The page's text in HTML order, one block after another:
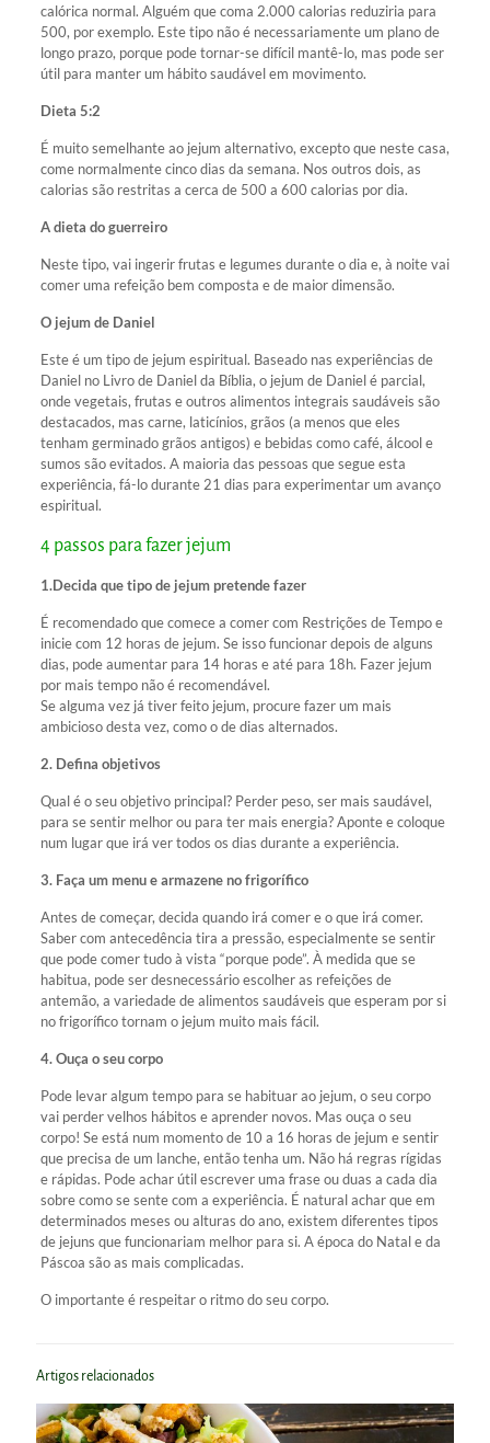
calórica normal. Alguém que coma 2.000 calorias reduziria para
500, por exemplo. Este tipo não é necessariamente um plano de
longo prazo, porque pode tornar-se difícil mantê-lo, mas pode ser
útil para manter um hábito saudável em movimento.
Dieta 5:2
É muito semelhante ao jejum alternativo, excepto que neste casa,
come normalmente cinco dias da semana. Nos outros dois, as
calorias são restritas a cerca de 500 a 600 calorias por dia.
A dieta do guerreiro
Neste tipo, vai ingerir frutas e legumes durante o dia e, à noite vai
comer uma refeição bem composta e de maior dimensão.
O jejum de Daniel
Este é um tipo de jejum espiritual. Baseado nas experiências de
Daniel no Livro de Daniel da Bíblia, o jejum de Daniel é parcial,
onde vegetais, frutas e outros alimentos integrais saudáveis são
destacados, mas carne, laticínios, grãos (a menos que eles
tenham germinado grãos antigos) e bebidas como café, álcool e
sumos são evitados. A maioria das pessoas que segue esta
experiência, fá-lo durante 21 dias para experimentar um avanço
espiritual.
4 passos para fazer jejum
1.Decida que tipo de jejum pretende fazer
É recomendado que comece a comer com Restrições de Tempo e
inicie com 12 horas de jejum. Se isso funcionar depois de alguns
dias, pode aumentar para 14 horas e até para 18h. Fazer jejum
por mais tempo não é recomendável.
Se alguma vez já tiver feito jejum, procure fazer um mais
ambicioso desta vez, como o de dias alternados.
2. Defina objetivos
Qual é o seu objetivo principal? Perder peso, ser mais saudável,
para se sentir melhor ou para ter mais energia? Aponte e coloque
num lugar que irá ver todos os dias durante a experiência.
3. Faça um menu e armazene no frigorífico
Antes de começar, decida quando irá comer e o que irá comer.
Saber com antecedência tira a pressão, especialmente se sentir
que pode comer tudo à vista “porque pode”. À medida que se
habitua, pode ser desnecessário escolher as refeições de
antemão, a variedade de alimentos saudáveis que esperam por si
no frigorífico tornam o jejum muito mais fácil.
4. Ouça o seu corpo
Pode levar algum tempo para se habituar ao jejum, o seu corpo
vai perder velhos hábitos e aprender novos. Mas ouça o seu
corpo! Se está num momento de 10 a 16 horas de jejum e sentir
que precisa de um lanche, então tenha um. Não há regras rígidas
e rápidas. Pode achar útil escrever uma frase ou duas a cada dia
sobre como se sente com a experiência. É natural achar que em
determinados meses ou alturas do ano, existem diferentes tipos
de jejuns que funcionariam melhor para si. A época do Natal e da
Páscoa são as mais complicadas.
O importante é respeitar o ritmo do seu corpo.
Artigos relacionados